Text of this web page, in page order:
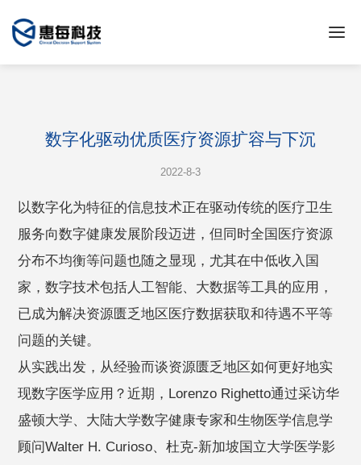
数字化驱动优质医疗资源扩容与下沉
2022-8-3
以数字化为特征的信息技术正在驱动传统的医疗卫生
服务向数字健康发展阶段迈进，但同时全国医疗资源
分布不均衡等问题也随之显现，尤其在中低收入国
家，数字技术包括人工智能、大数据等工具的应用，
已成为解决资源匮乏地区医疗数据获取和待遇不平等
问题的关键。
从实践出发，从经验而谈资源匮乏地区如何更好地实
现数字医学应用？近期，Lorenzo Righetto通过采访华
盛顿大学、大陆大学数字健康专家和生物医学信息学
顾问Walter H. Curioso、杜克-新加坡国立大学医学影